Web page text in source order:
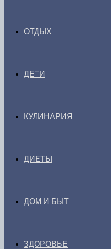
ОТДЫХ
ДЕТИ
КУЛИНАРИЯ
ДИЕТЫ
ДОМ И БЫТ
ЗДОРОВЬЕ